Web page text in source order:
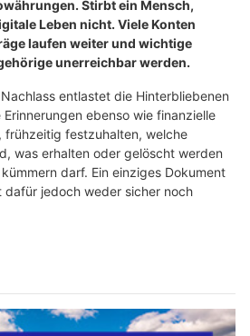
Stirbt ein Mensch,
Leben nicht. Viele Konten
laufen weiter und wichtige
unerreichbar werden.
entlastet die Hinterbliebenen
ebenso wie finanzielle
frühzeitig festzuhalten, welche
was erhalten oder gelöscht werden
darf. Ein einziges Dokument
dafür jedoch weder sicher noch